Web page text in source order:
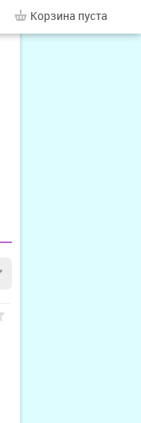
Корзина пуста